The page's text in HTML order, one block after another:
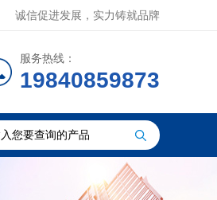
诚信促进发展，实力铸就品牌
服务热线：
19840859873